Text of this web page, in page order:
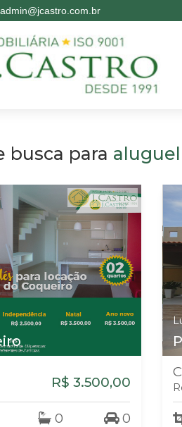
admin@jcastro.com.br
busca para aluguel
R$ 3.500,00
0 0